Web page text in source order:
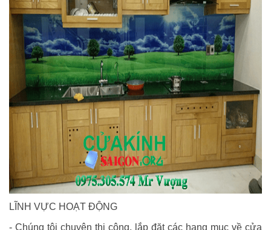
LĨNH VỰC HOẠT ĐỘNG
- Chúng tôi chuyên thi công, lắp đặt các hạng mục về cửa